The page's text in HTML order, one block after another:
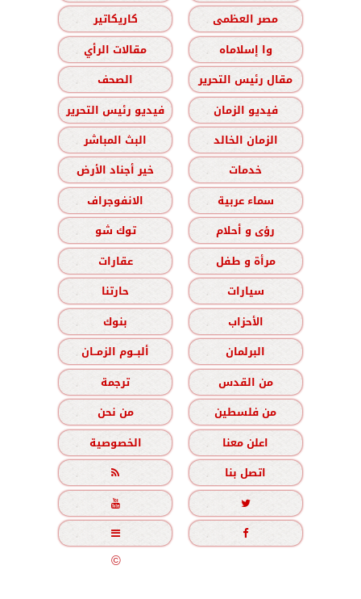
مصر العظمى
كاريكاتير
وا إسلاماه
مقالات الرأي
مقال رئيس التحرير
الصحف
فيديو الزمان
فيديو رئيس التحرير
الزمان الخالد
البث المباشر
خدمات
خير أجناد الأرض
سماء عربية
الانفوجراف
رؤى و أحلام
توك شو
مرأة و طفل
عقارات
سيارات
حارتنا
الأحزاب
بنوك
البرلمان
ألبــوم الزمــان
من القدس
ترجمة
من فلسطين
من نحن
اعلن معنا
الخصوصية
اتصل بنا





جميع الحقوق محفوظة©